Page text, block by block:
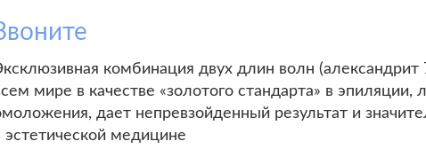
комбинация двух длин волн
мире в качестве «золотого стандарта» в эпиляции,
дает непревзойденный результат и
эстетической медицине